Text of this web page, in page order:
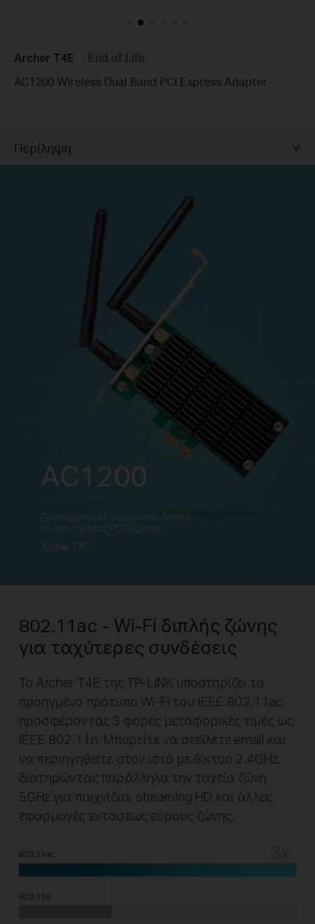
Archer T4E
End of Life
AC1200 Wireless Dual Band PCI Express Adapter
Περίληψη
AC1200
Προσαρμογέας ασύρματου διπλού
συγκροτήματος PCI Express
Archer T4E
802.11ac - Wi-Fi διπλής ζώνης
για ταχύτερες συνδέσεις
Το Archer T4E της TP-LINK υποστηρίζει το
προηγμένο πρότυπο Wi-Fi του IEEE 802.11ac,
προσφέροντας 3 φορές μεταφορικές τιμές ως
IEEE 802.11n. Μπορείτε να στείλετε email και
να περιηγηθείτε στον ιστό με δίκτυο 2,4GHz,
διατηρώντας παράλληλα την ταχεία ζώνη
5GHz για παιχνίδια, streaming HD και άλλες
εφαρμογές εντάσεως εύρους ζώνης.